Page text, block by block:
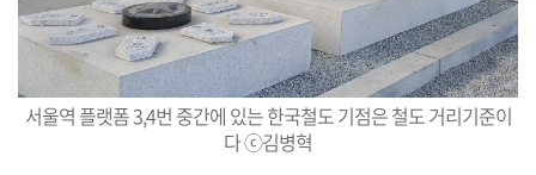
서울역 플랫폼 3,4번 중간에 있는 한국철도 기점은 철도 거리기준이
다 ⓒ김병혁